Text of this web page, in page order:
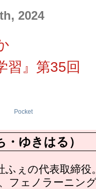
2024
習』第35回
Pocket
ゆきはる）
ふぇの代表取締
フェノラーニン